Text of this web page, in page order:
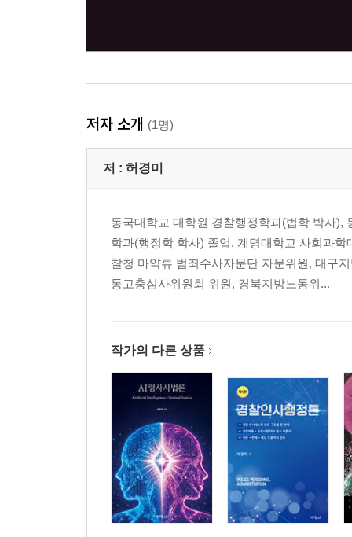
저자 소개 (1명)
저 : 허경미
동국대학교 대학원 경찰행정학과(법학 박사),
학과(행정학 학사) 졸업. 계명대학교 사회과
찰청 마약류 범죄수사자문단 자문위원, 대구
통고충심사위원회 위원, 경북지방노동위...
작가의 다른 상품